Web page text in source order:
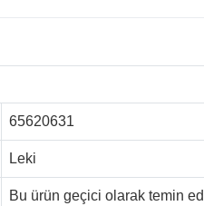
65620631
Leki
Bu ürün geçici olarak temin